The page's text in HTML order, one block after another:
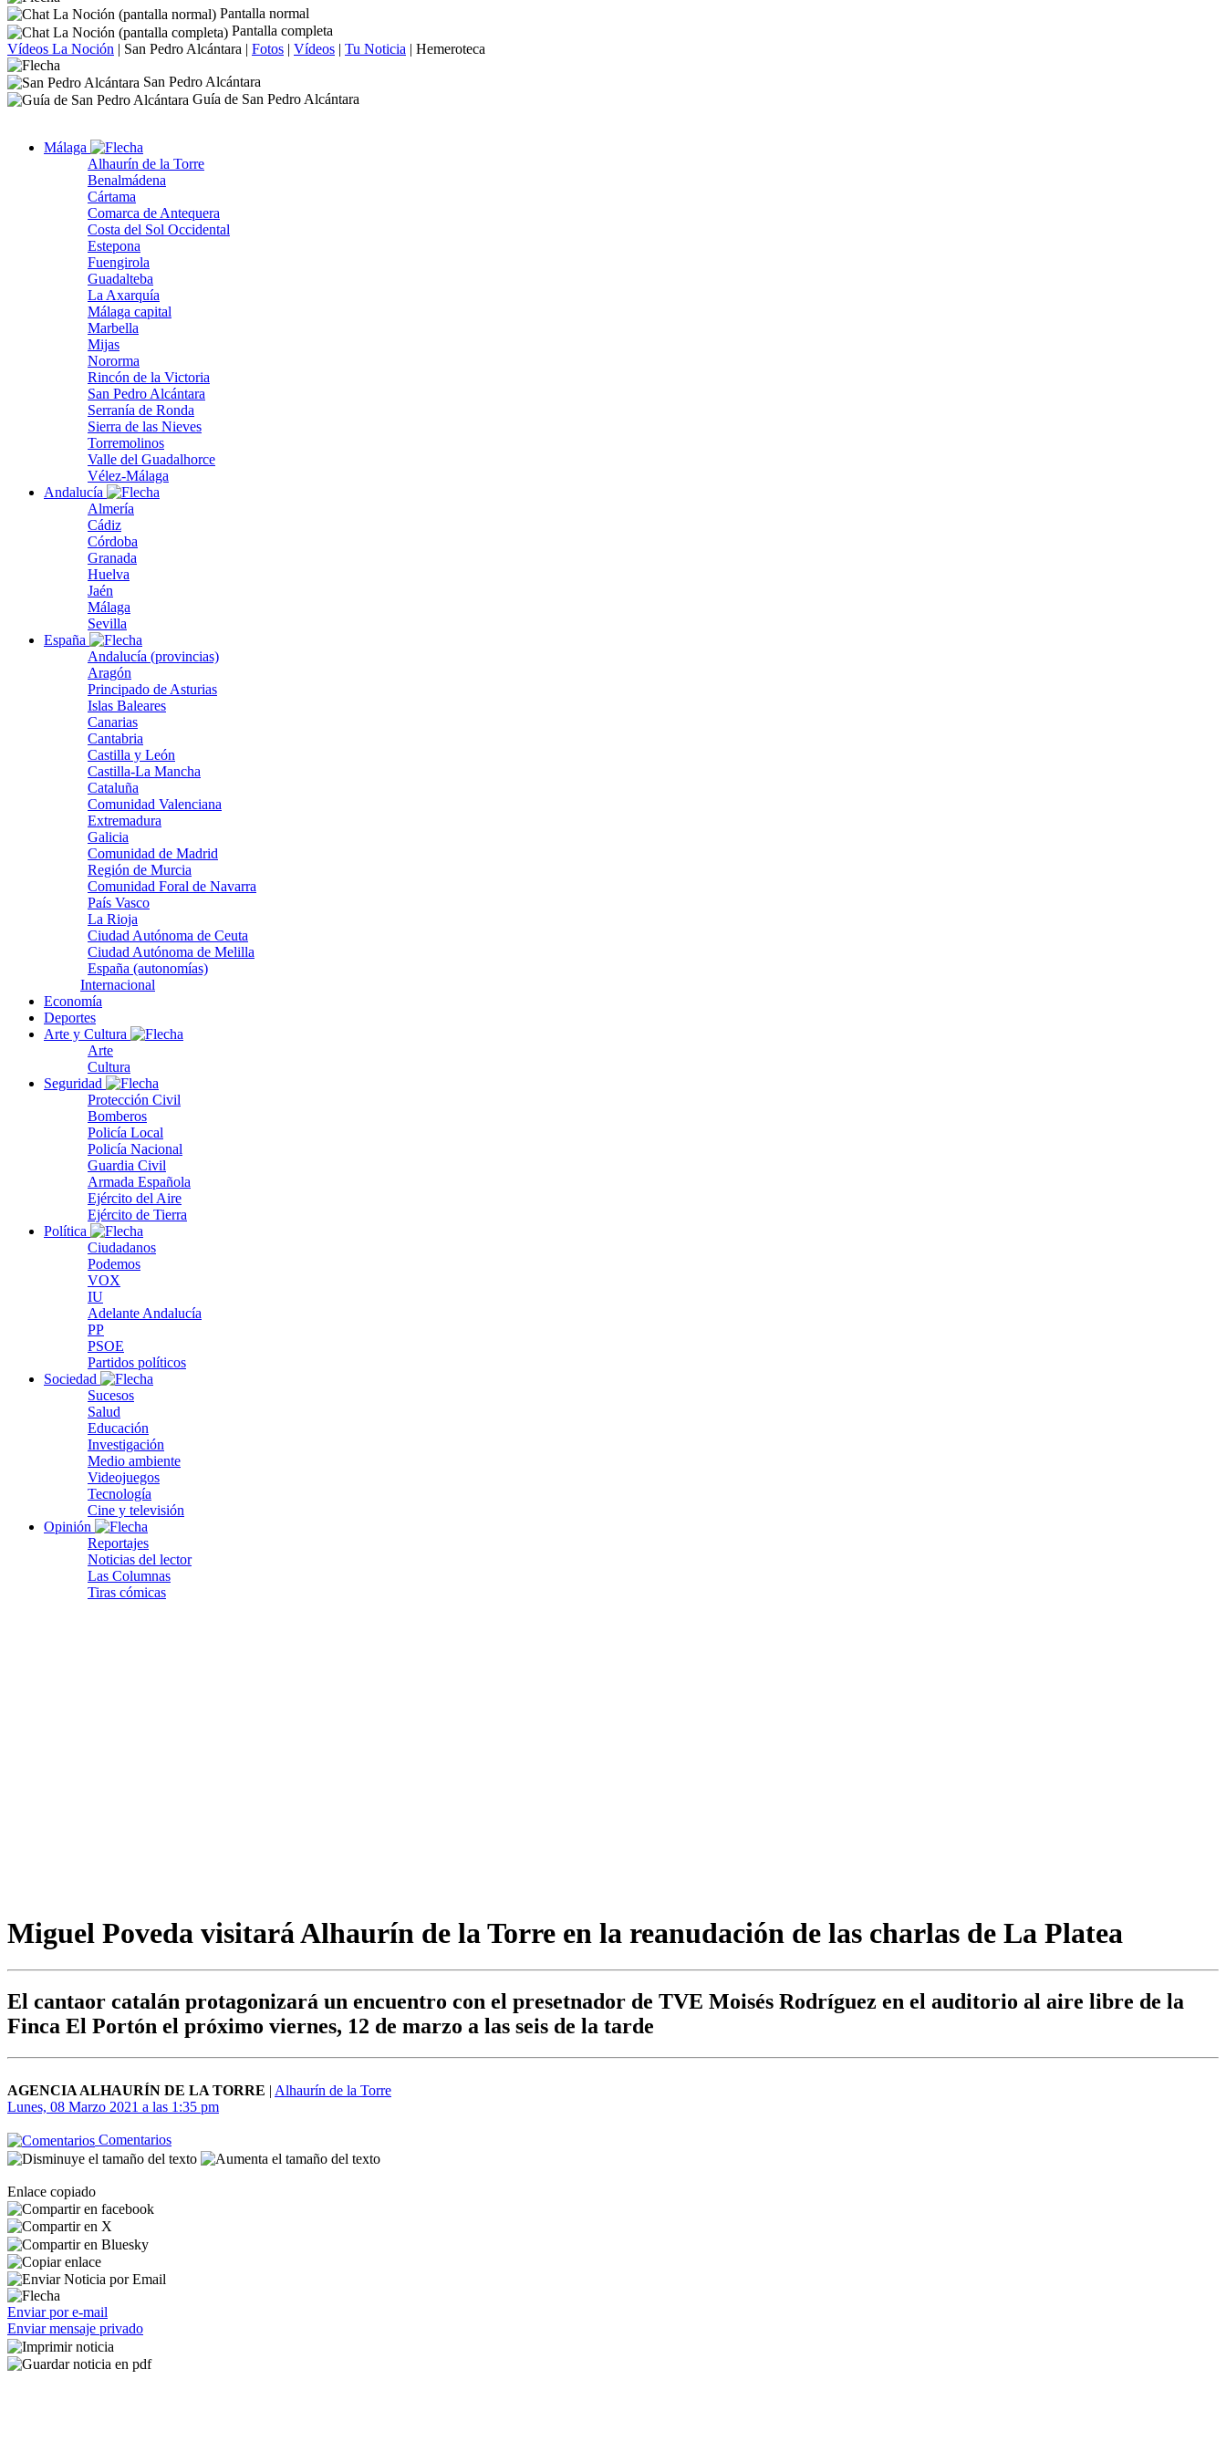
Pantalla normal
Pantalla completa
Vídeos La Noción | San Pedro Alcántara | Fotos | Vídeos | Tu Noticia | Hemeroteca
San Pedro Alcántara
Guía de San Pedro Alcántara
Málaga
Alhaurín de la Torre
Benalmádena
Cártama
Comarca de Antequera
Costa del Sol Occidental
Estepona
Fuengirola
Guadalteba
La Axarquía
Málaga capital
Marbella
Mijas
Nororma
Rincón de la Victoria
San Pedro Alcántara
Serranía de Ronda
Sierra de las Nieves
Torremolinos
Valle del Guadalhorce
Vélez-Málaga
Andalucía
Almería
Cádiz
Córdoba
Granada
Huelva
Jaén
Málaga
Sevilla
España
Andalucía (provincias)
Aragón
Principado de Asturias
Islas Baleares
Canarias
Cantabria
Castilla y León
Castilla-La Mancha
Cataluña
Comunidad Valenciana
Extremadura
Galicia
Comunidad de Madrid
Región de Murcia
Comunidad Foral de Navarra
País Vasco
La Rioja
Ciudad Autónoma de Ceuta
Ciudad Autónoma de Melilla
España (autonomías)
Internacional
Economía
Deportes
Arte y Cultura
Arte
Cultura
Seguridad
Protección Civil
Bomberos
Policía Local
Policía Nacional
Guardia Civil
Armada Española
Ejército del Aire
Ejército de Tierra
Política
Ciudadanos
Podemos
VOX
IU
Adelante Andalucía
PP
PSOE
Partidos políticos
Sociedad
Sucesos
Salud
Educación
Investigación
Medio ambiente
Videojuegos
Tecnología
Cine y televisión
Opinión
Reportajes
Noticias del lector
Las Columnas
Tiras cómicas
Miguel Poveda visitará Alhaurín de la Torre en la reanudación de las charlas de La Platea
El cantaor catalán protagonizará un encuentro con el presetnador de TVE Moisés Rodríguez en el auditorio al aire libre de la
Finca El Portón el próximo viernes, 12 de marzo a las seis de la tarde
AGENCIA ALHAURÍN DE LA TORRE | Alhaurín de la Torre
Lunes, 08 Marzo 2021 a las 1:35 pm
Comentarios
Enlace copiado
Enviar por e-mail
Enviar mensaje privado